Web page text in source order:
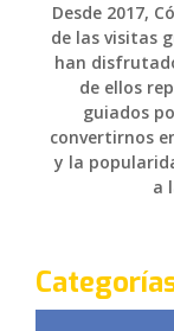
Desde 2017,
de las visitas
han
de ellos
guiados
convertirnos
y la
a